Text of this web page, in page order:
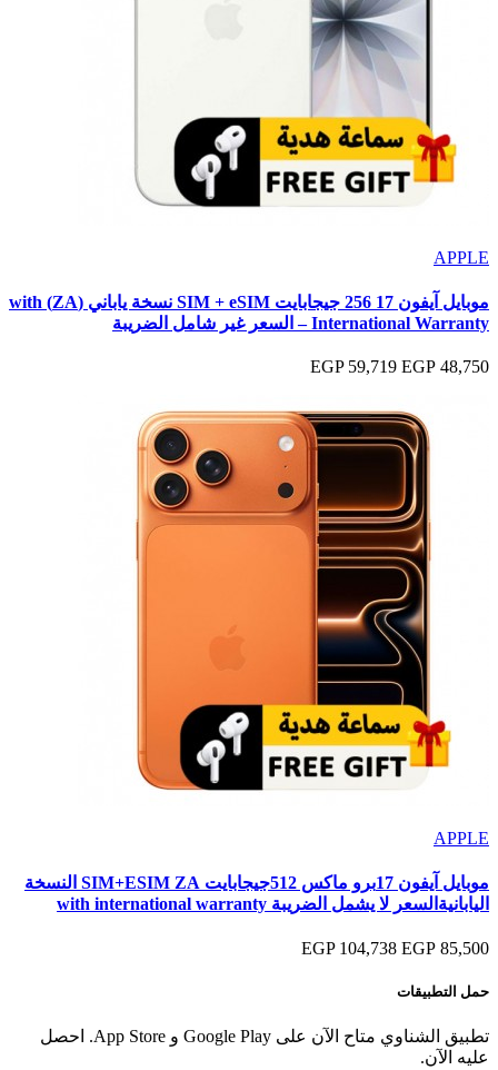
APPLE
موبايل آيفون 17 256 جيجابايت SIM + eSIM نسخة ياباني (ZA) with
International Warranty – السعر غير شامل الضريبة
48,750 EGP
59,719 EGP
APPLE
موبايل آيفون 17برو ماكس 512جيجابايت SIM+ESIM ZA النسخة
اليابانيةالسعر لا يشمل الضريبة with international warranty
85,500 EGP
104,738 EGP
حمل التطبيقات
تطبيق الشناوي متاح الآن على Google Play و App Store. احصل
عليه الآن.